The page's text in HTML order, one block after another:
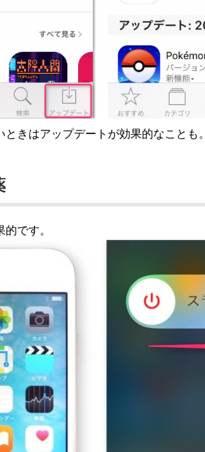
きはアップデートが効果的なことも。
です。